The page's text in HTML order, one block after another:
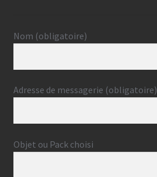
Nom (obligatoire)
Adresse de messagerie (obligatoire)
Objet ou Pack choisi